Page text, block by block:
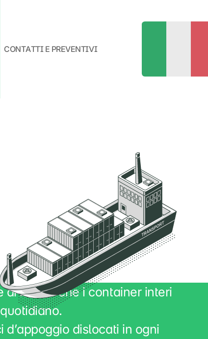
CONTATTI E PREVENTIVI
di merce che i container interi
d’appoggio dislocati in ogni